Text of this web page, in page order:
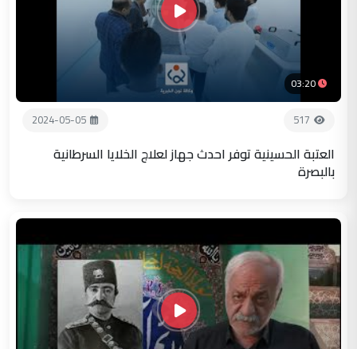
03:20
517
2024-05-05
العتبة الحسينية توفر احدث جهاز لعلاج الخلايا السرطانية
بالبصرة